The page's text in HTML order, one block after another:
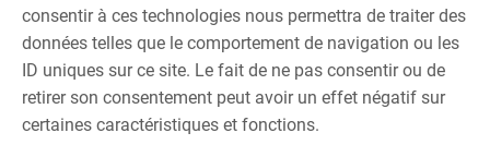
consentir à ces technologies nous permettra de traiter des
données telles que le comportement de navigation ou les
ID uniques sur ce site. Le fait de ne pas consentir ou de
retirer son consentement peut avoir un effet négatif sur
certaines caractéristiques et fonctions.
AGENCE IMMOBILIÈRE